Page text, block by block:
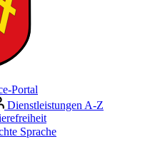
Portal
Dienstleistungen A-Z
Sprache